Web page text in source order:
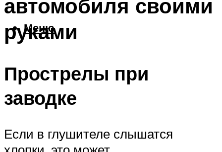
Меню
автомобиля своими
руками
Прострелы при
заводке
Если в глушителе слышатся